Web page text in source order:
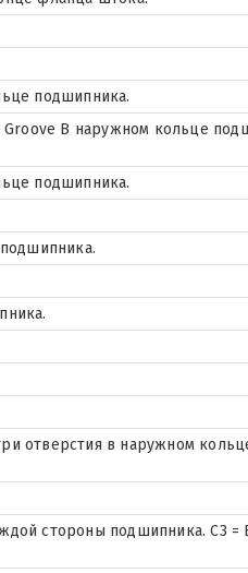
подшипника.
Groove В наружном кольце
подшипника.
отверстия в наружном
стороны подшипника. C3 =